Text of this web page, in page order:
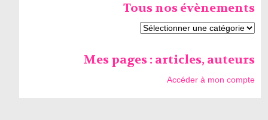
Tous nos évènements
Mes pages : articles, auteurs
Accéder à mon compte